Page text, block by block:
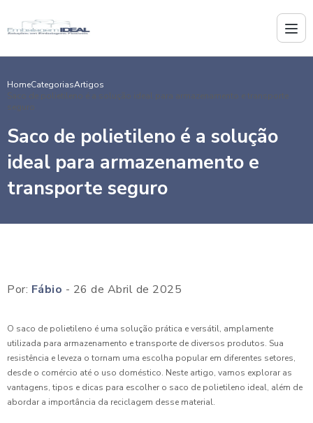
HomeCategoriasArtigos
Saco de polietileno é a solução ideal para armazenamento e transporte
seguro
Saco de polietileno é a solução
ideal para armazenamento e
transporte seguro
Por: Fábio - 26 de Abril de 2025
O saco de polietileno é uma solução prática e versátil, amplamente
utilizada para armazenamento e transporte de diversos produtos. Sua
resistência e leveza o tornam uma escolha popular em diferentes setores,
desde o comércio até o uso doméstico. Neste artigo, vamos explorar as
vantagens, tipos e dicas para escolher o saco de polietileno ideal, além de
abordar a importância da reciclagem desse material.